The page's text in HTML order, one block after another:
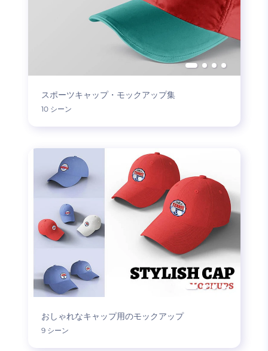
スポーツキャップ・モックアップ集
10 シーン
おしゃれなキャップ用のモックアップ
9 シーン